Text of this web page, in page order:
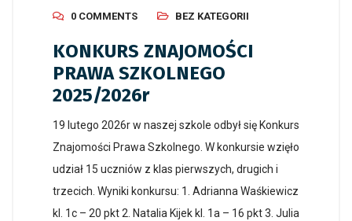
0 COMMENTS
BEZ KATEGORII
KONKURS ZNAJOMOŚCI
PRAWA SZKOLNEGO
2025/2026r
19 lutego 2026r w naszej szkole odbył się Konkurs
Znajomości Prawa Szkolnego. W konkursie wzięło
udział 15 uczniów z klas pierwszych, drugich i
trzecich. Wyniki konkursu: 1. Adrianna Waśkiewicz
kl. 1c – 20 pkt 2. Natalia Kijek kl. 1a – 16 pkt 3. Julia